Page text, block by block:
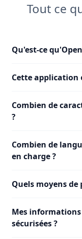
Tout ce
Qu'est-ce
Cette application
Combien de
?
Combien de
en charge ?
Quels moyens
Mes
sécurisées ?